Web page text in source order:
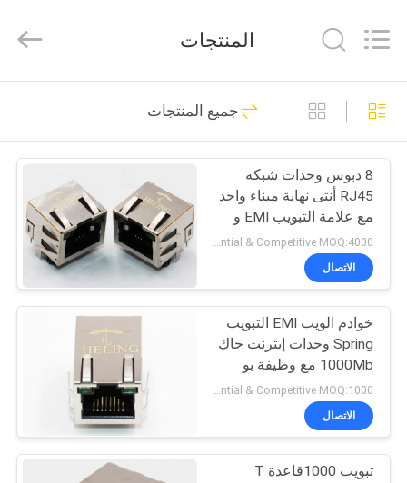
الصفحة
الرئيسية
منتجات
معلومات
جولة
المعمل
مراقبة
Ltd..
Reserved.
ECER
RJ45 أنثى موصل
118
المتكاملة مغناطيسات
RJ45
13
المنتجات
جميع المنتجات
8 دبوس وحدات شبكة
RJ45 أنثى نهاية ميناء واحد
مع علامة التبويب EMI و
LED
Preferential & Competitive MOQ:4000
الاتصال
خوادم الويب EMI التبويب
Spring وحدات إيثرنت جاك
1000Mb مع وظيفة بو
الاتصال
تبويب 1000قاعدة T